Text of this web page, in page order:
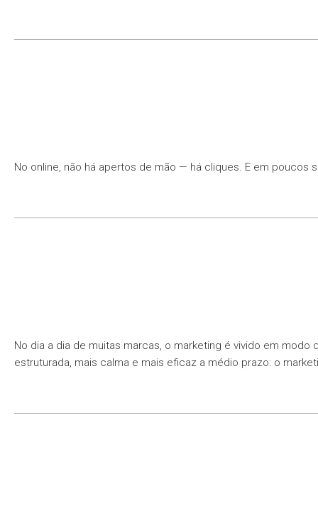
No online, não há apertos de mão — há cliques. E em
No dia a dia de muitas marcas, o marketing é vivido em
estruturada, mais calma e mais eficaz a médio prazo: o